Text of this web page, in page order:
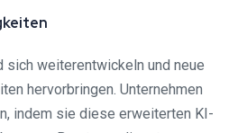
sich weiterentwickeln und neue
hervorbringen. Unternehmen
indem sie diese erweiterten KI-